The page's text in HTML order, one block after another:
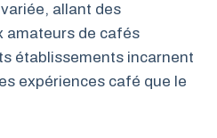
allant des
amateurs de cafés
établissements incarnent
expériences café que le